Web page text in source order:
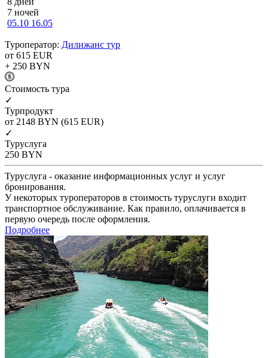
7 ночей
05.10 16.05
Туроператор: Дилижанс тур
от 615 EUR
+ 250 BYN
Cтоимость тура
✓
Турпродукт
от 2148 BYN (615 EUR)
✓
Туруслуга
250 BYN
Туруслуга - оказание информационных услуг и услуг
бронирования.
У некоторых туроператоров в стоимость туруслуги входит
транспортное обслуживание. Как правило, оплачивается в
первую очередь после оформления.
Подробнее